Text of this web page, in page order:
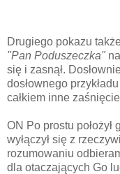
Drugiego pokazu
"Pan Poduszeczka"
się i zasnął.
dosłownego
całkiem inne
ON Po prostu położył
wyłączył się z
rozumowaniu
dla otaczających Go